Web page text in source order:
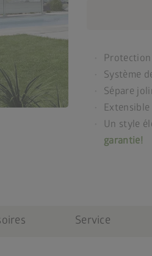
Système
Sépare
Un style
garantie!
Service